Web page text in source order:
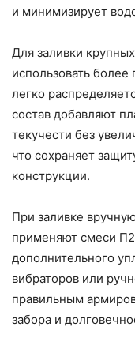
и минимизирует
Для заливки
использовать
легко
состав добавляют
текучести без
что сохраняет
конструкции.
При заливке
применяют смеси
дополнительного
вибраторов или
правильным
забора и